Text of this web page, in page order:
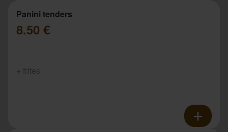
Panini tenders
8.50 €